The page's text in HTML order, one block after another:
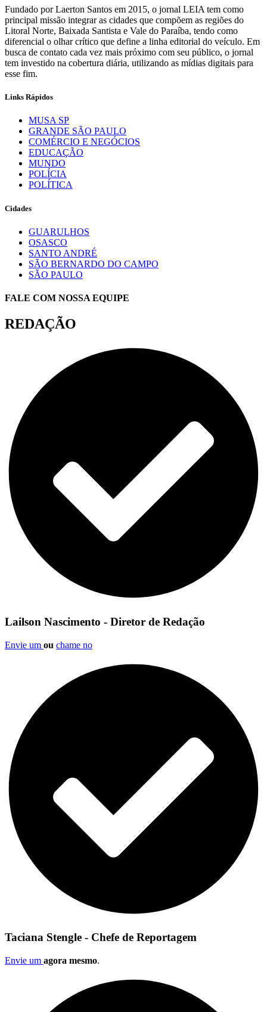
Fundado por Laerton Santos em 2015, o jornal LEIA tem como
principal missão integrar as cidades que compõem as regiões do
Litoral Norte, Baixada Santista e Vale do Paraíba, tendo como
diferencial o olhar crítico que define a linha editorial do veículo. Em
busca de contato cada vez mais próximo com seu público, o jornal
tem investido na cobertura diária, utilizando as mídias digitais para
esse fim.
Links Rápidos
MUSA SP
GRANDE SÃO PAULO
COMÉRCIO E NEGÓCIOS
EDUCAÇÃO
MUNDO
POLÍCIA
POLÍTICA
Cidades
GUARULHOS
OSASCO
SANTO ANDRÉ
SÃO BERNARDO DO CAMPO
SÃO PAULO
FALE COM NOSSA EQUIPE
REDAÇÃO
Lailson Nascimento - Diretor de Redação
Envie um ou chame no
Taciana Stengle - Chefe de Reportagem
Envie um agora mesmo.